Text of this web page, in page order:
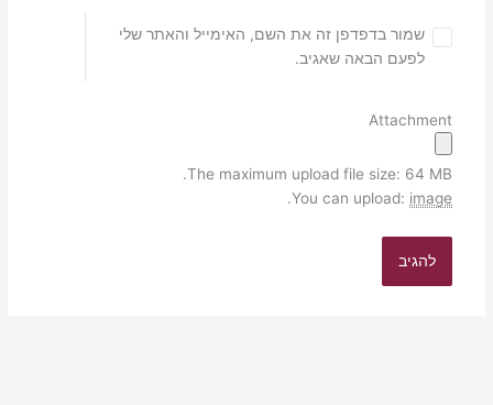
שמור בדפדפן זה את השם, האימייל והאתר שלי
לפעם הבאה שאגיב.
Attachment
The maximum upload file size: 64 MB.
You can upload: image
.